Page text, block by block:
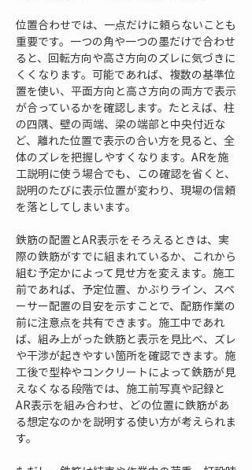
位置合わせでは、一点だけに頼らないことも
重要です。一つの角や一つの墨だけで合わせ
ると、回転方向や高さ方向のズレに気づきに
くくなります。可能であれば、複数の基準位
置を使い、平面方向と高さ方向の両方で表示
が合っているかを確認します。たとえば、柱
の四隅、壁の両端、梁の端部と中央付近な
ど、離れた位置で表示の合い方を見ると、全
体のズレを把握しやすくなります。ARを施
工説明に使う場合でも、この確認を省くと、
説明のたびに表示位置が変わり、現場の信頼
を落としてしまいます。
鉄筋の配置とAR表示をそろえるときは、実
際の鉄筋がすでに組まれているか、これから
組む予定かによって見せ方を変えます。施工
前であれば、予定位置、かぶりライン、スペ
ーサー配置の目安を示すことで、配筋作業の
前に注意点を共有できます。施工中であれ
ば、組み上がった鉄筋と表示を見比べ、ズレ
や干渉が起きやすい箇所を確認できます。施
工後で型枠やコンクリートによって鉄筋が見
えなくなる段階では、施工前写真や記録と
AR表示を組み合わせ、どの位置に鉄筋があ
る想定なのかを説明する使い方が考えられま
す。